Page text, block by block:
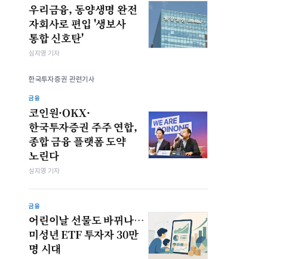
우리금융, 동양생명 완전
자회사로 편입 '생보사
통합 신호탄'
심지영 기자
한국투자증권 관련기사
금융
코인원·OKX·
한국투자증권 주주 연합,
종합 금융 플랫폼 도약
노린다
심지영 기자
금융
어린이날 선물도 바뀌나…
미성년 ETF 투자자 30만
명 시대